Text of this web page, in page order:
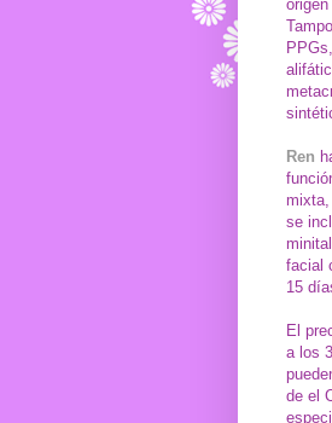
Ren
se
facial
15
El
a los
de el